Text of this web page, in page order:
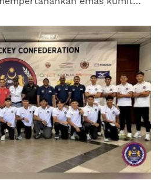
peribadi...